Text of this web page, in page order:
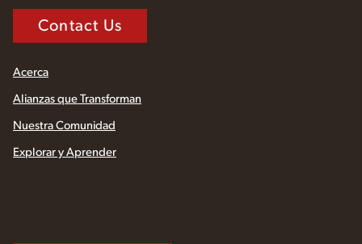
Contact Us
Acerca
Alianzas que Transforman
Nuestra Comunidad
Explorar y Aprender